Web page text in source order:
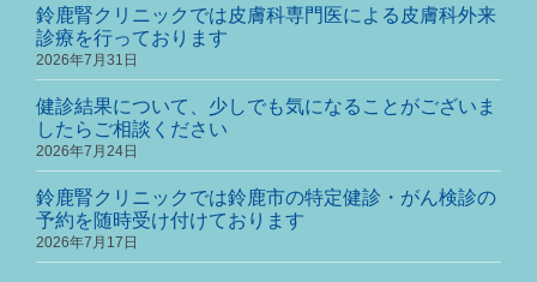
鈴鹿腎クリニックでは皮膚科専門医による皮膚科外来
診療を行っております
2026年7月31日
健診結果について、少しでも気になることがございま
したらご相談ください
2026年7月24日
鈴鹿腎クリニックでは鈴鹿市の特定健診・がん検診の
予約を随時受け付けております
2026年7月17日